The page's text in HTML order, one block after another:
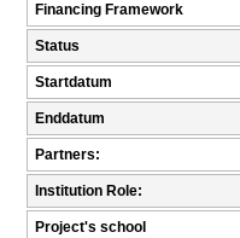
Financing Framework
Status
Startdatum
Enddatum
Partners:
Institution Role:
Project's school